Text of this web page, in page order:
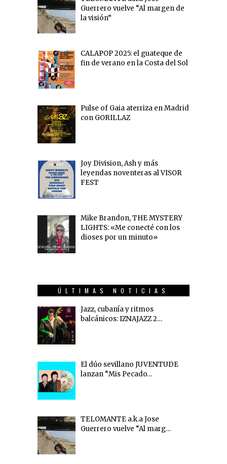
Guerrero vuelve “Al margen de
la visión”
CALAPOP 2025: el guateque de
fin de verano en la Costa del Sol
Pulse of Gaia aterriza en Madrid
con GORILLAZ
Joy Division, Ash y más
leyendas noventeras al VISOR
FEST
Mike Brandon, THE MYSTERY
LIGHTS: «Me conecté con los
dioses por un minuto»
ÚLTIMAS NOTICIAS
Jazz, cubanía y ritmos
balcánicos: IZNAJAZZ 2…
El dúo sevillano JUVENTUDE
lanzan “Mis Pecado…
TELOMANTE a.k.a Jose
Guerrero vuelve “Al marg…